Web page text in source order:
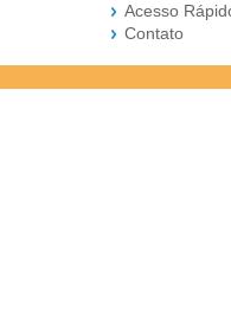
Acesso
Contato